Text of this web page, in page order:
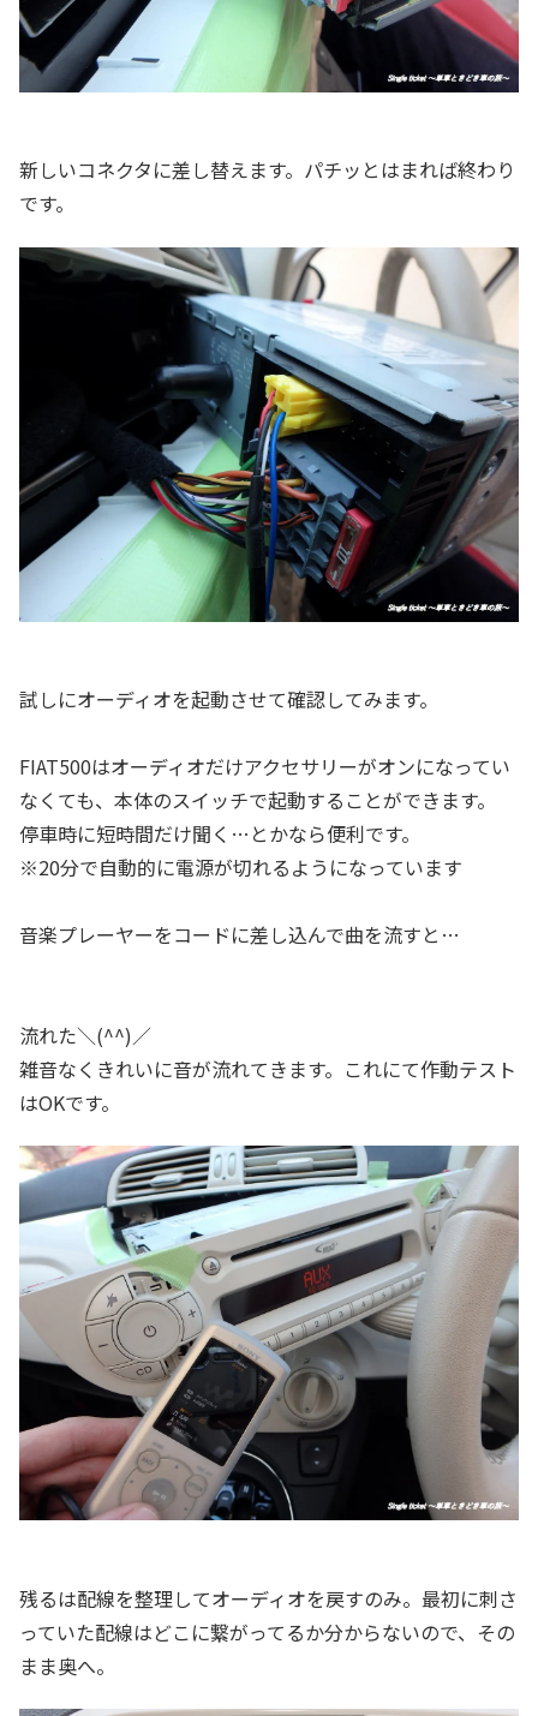
新しいコネクタに差し替えます。パチッとはまれば終わり
です。
試しにオーディオを起動させて確認してみます。
FIAT500はオーディオだけアクセサリーがオンになってい
なくても、本体のスイッチで起動することができます。
停車時に短時間だけ聞く…とかなら便利です。
※20分で自動的に電源が切れるようになっています
音楽プレーヤーをコードに差し込んで曲を流すと…
流れた＼(^^)／
雑音なくきれいに音が流れてきます。これにて作動テスト
はOKです。
残るは配線を整理してオーディオを戻すのみ。最初に刺さ
っていた配線はどこに繋がってるか分からないので、その
まま奥へ。